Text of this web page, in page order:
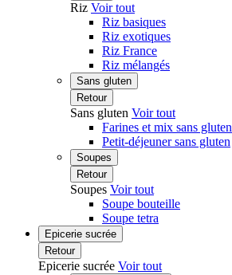
Riz Voir tout
Riz basiques
Riz exotiques
Riz France
Riz mélangés
Sans gluten
Retour
Sans gluten Voir tout
Farines et mix sans gluten
Petit-déjeuner sans gluten
Soupes
Retour
Soupes Voir tout
Soupe bouteille
Soupe tetra
Epicerie sucrée
Retour
Epicerie sucrée Voir tout